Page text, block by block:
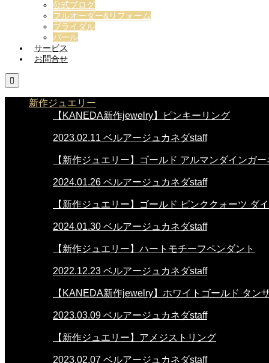
公式ブログ
フルオーダー&リフォーム
ブライダル
パール
サービス
お問合せ

新作ジュエリー
【KANEDA新作jewelry】ピンキーリング
2023.02.11 ベルアージュカネダstaff
【新作ジュエリー】ゴールド アルマンダインガ
2024.01.26 ベルアージュカネダstaff
【新作ジュエリー】ゴールド ピンククォーツ ダ
2024.01.30 ベルアージュカネダstaff
【新作ジュエリー】ハートモチーフペンダント
2022.12.23 ベルアージュカネダstaff
【KANEDA新作jewelry】ホワイトゴールド タン
2023.03.09 ベルアージュカネダstaff
【新作ジュエリー】アメジストリング
2023.02.07 ベルアージュカネダstaff